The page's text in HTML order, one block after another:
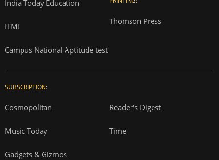
India Today Education
ITMI
Campus National Aptitude test
Thomson Press
SUBSCRIPTION:
Cosmopolitan Reader's Digest
Music Today Time
Gadgets & Gizmos